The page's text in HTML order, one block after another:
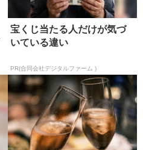
宝くじ当たる人だけが気づ
いている違い
PR(合同会社デジタルファーム )